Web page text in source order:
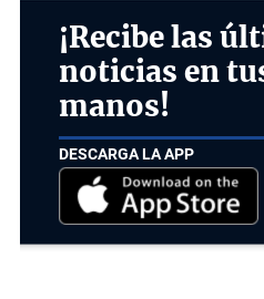
¡Recibe las
noticias en
manos!
DESCARGA LA APP